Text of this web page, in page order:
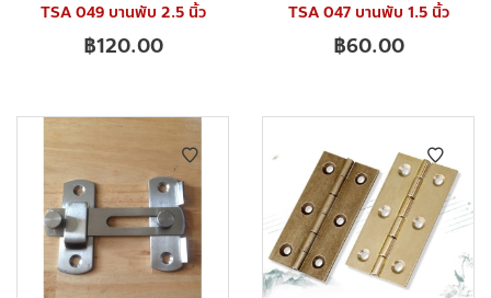
TSA 049 บานพับ 2.5 นิ้ว
฿120.00
TSA 047 บานพับ 1.5 นิ้ว
฿60.00